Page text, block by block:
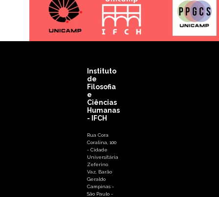
Instituto
de
Filosofia
e
Ciências
Humanas
- IFCH
Rua Cora
Coralina, 100
- Cidade
Universitária
Zeferino
Vaz, Barão
Geraldo
Campinas -
São Paulo -